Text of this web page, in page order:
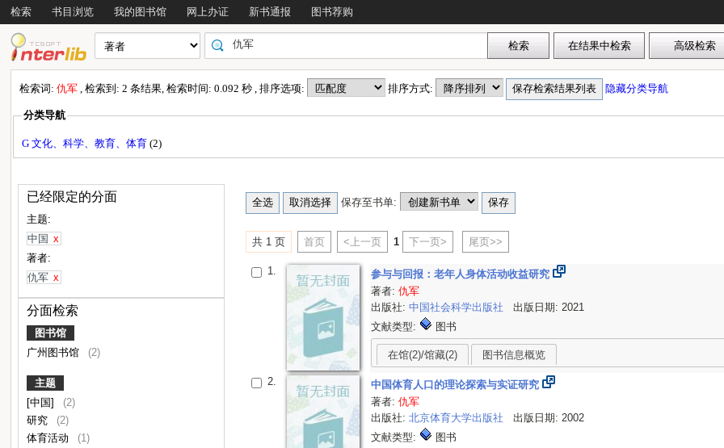
检索 书目浏览 我的图书馆 网上办证 新书通报 图书荐购
检索词:仇军, 检索到: 2 条结果, 检索时间: 0.092 秒 , 排序选项: 排序方式: 隐藏分类导航
分类导航
G 文化、科学、教育、体育(2)
已经限定的分面
主题:
中国 x
著者:
仇军 x
分面检索
图书馆
广州图书馆
(2)
主题
[中国]
(2)
研究
(2)
体育活动
(1)
保存至书单:
共 1 页 首页 <上一页 1 下一页> 尾页>>
1.
参与与回报：老年人身体活动收益研究
著者:仇军
出版社:中国社会科学出版社
出版日期: 2021
文献类型:
图书
在馆(2)/馆藏(2) 图书信息概览
2.
中国体育人口的理论探索与实证研究
著者:仇军
出版社:北京体育大学出版社
出版日期: 2002
文献类型:
图书